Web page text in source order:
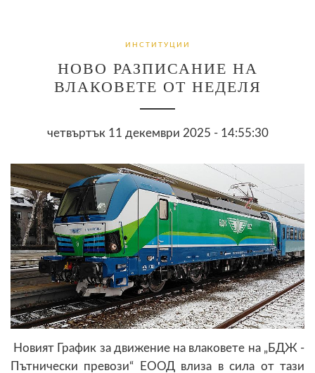
ИНСТИТУЦИИ
НОВО РАЗПИСАНИЕ НА
ВЛАКОВЕТЕ ОТ НЕДЕЛЯ
четвъртък 11 декември 2025 - 14:55:30
Новият График за движение на влаковете на „БДЖ -
Пътнически превози“ ЕООД влиза в сила от тази